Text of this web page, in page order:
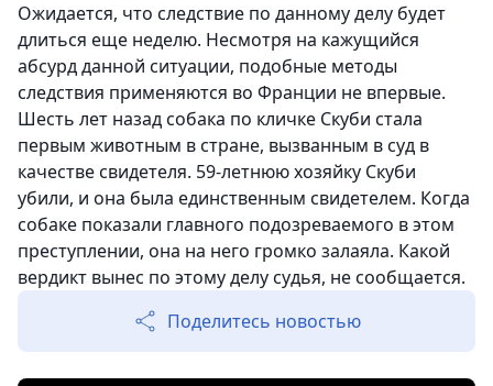
Ожидается, что следствие по данному делу будет
длиться еще неделю. Несмотря на кажущийся
абсурд данной ситуации, подобные методы
следствия применяются во Франции не впервые.
Шесть лет назад собака по кличке Скуби стала
первым животным в стране, вызванным в суд в
качестве свидетеля. 59-летнюю хозяйку Скуби
убили, и она была единственным свидетелем. Когда
собаке показали главного подозреваемого в этом
преступлении, она на него громко залаяла. Какой
вердикт вынес по этому делу судья, не сообщается.
Поделитесь новостью